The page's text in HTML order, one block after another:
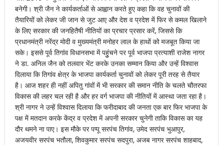
बनेगी। श्री जैन ने कार्यकर्ताओं से आह्वान करते हुए कहा कि वह चुनावों की
तैयारियों को लेकर जी जान से जुट आए और देश व प्रदेश में फिर से कमल खिलाने
के लिए सरकार की जनहितैषी नीतियों का प्रचार प्रसार करें, जिससे कि
प्रधानमंत्री नरेंद्र मोदी व मुख्यमंत्री मनोहर लाल के हाथों को मजबूत किया जा
सके। इससे पूर्व तिगांव विधानसभा में पहुुंचने पर पूर्व भाजपा प्रत्याशी राजेश नागर
ने डा. अनिल जैन को तलवार भेंट करके उनका सम्मान किया और उन्हें विश्वास
दिलाया कि तिगांव क्षेत्र के भाजपा कार्यकर्ता चुनावों को लेकर पूरी तरह से तैयार
है। आज शहर ही नहीं अपितु गांवों में भी सरकार की समान नीति के चलते चौतरफा
विकास की लहर चल रही है और हर वर्ग भाजपा की नीतियों में आस्था जता रहा है।
श्री नागर ने उन्हें विश्वास दिलाया कि फरीदाबाद की जनता एक बार फिर भाजपा के
पक्ष में मतदान करके केंद्र व प्रदेश में अपनी सरकार चुनेगी ताकि विकास का यह
दौर थमने ना पाए। इस मौके पर पप्पू सरपंच तिगांव, उमेद सरपंच भुआपुर,
अजयवीर सरपंच भतौला, शिवकुमार सरपंच सदपुरा, अजब नागर सरपंच शाहबाद,